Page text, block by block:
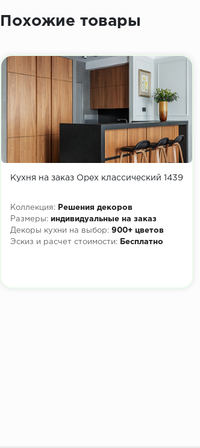
Похожие товары
Кухня на заказ Орех классический 1439
Коллекция:
Решения декоров
Размеры: индивидуальные на заказ
Декоры кухни на выбор: 900+ цветов
Эскиз и расчет стоимости:
Бесплатно